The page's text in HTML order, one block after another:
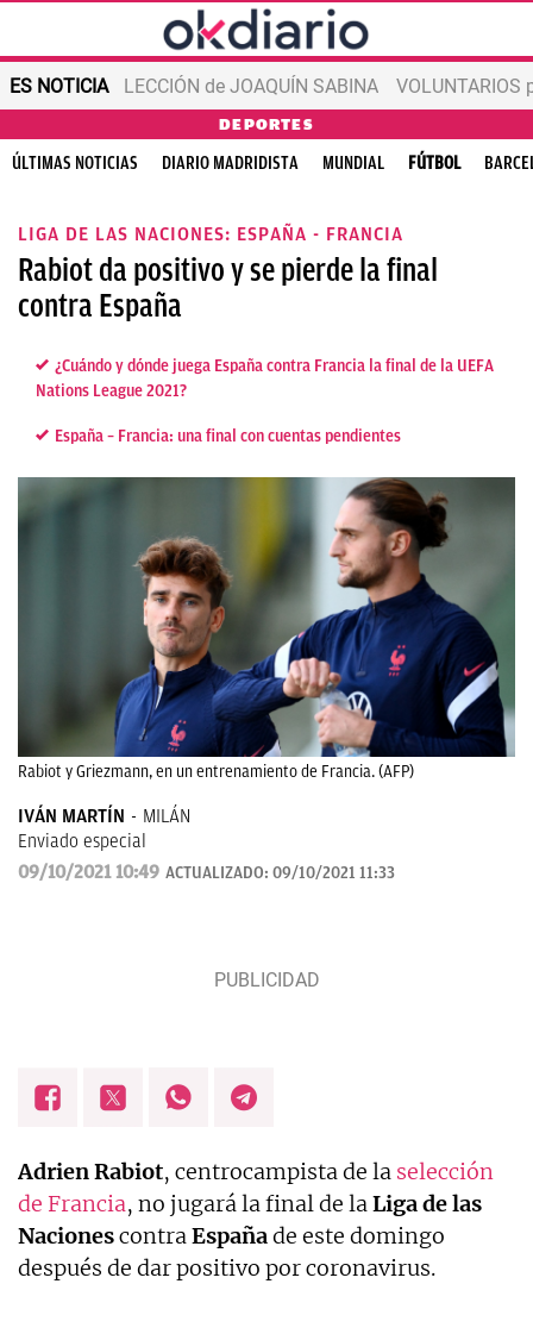
ES NOTICIA LECCIÓN de JOAQUÍN SABINA VOLUNTARIOS
DEPORTES
ÚLTIMAS NOTICIAS DIARIO MADRIDISTA MUNDIAL FÚTBOL
LIGA DE LAS NACIONES: ESPAÑA - FRANCIA
Rabiot da positivo y se pierde la final
contra España
¿Cuándo y dónde juega España contra Francia la final de la UEFA
Nations League 2021?
España – Francia: una final con cuentas pendientes
Rabiot y Griezmann, en un entrenamiento de Francia. (AFP)
IVÁN MARTÍN
MILÁN
Enviado especial
09/10/2021 10:49 ACTUALIZADO: 09/10/2021 11:33
AdrienRabiot, centrocampista de la selección
de Francia, no jugará la final de laLiga de las
NacionescontraEspañade este domingo
después de dar positivo por coronavirus.